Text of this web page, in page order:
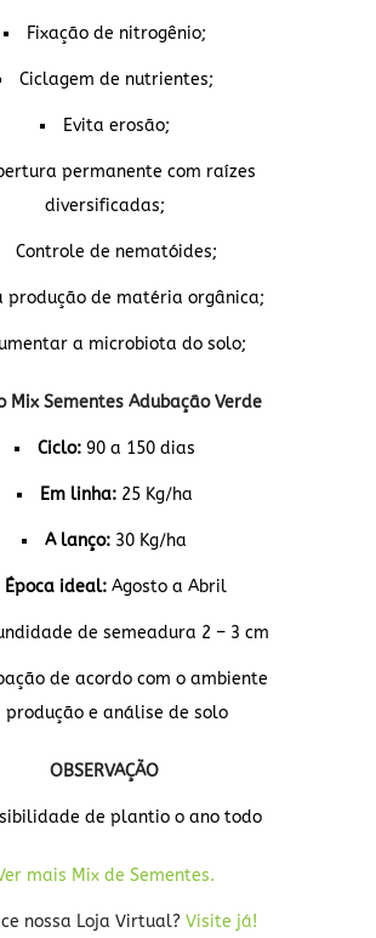
Fixação de nitrogênio;
Ciclagem de nutrientes;
Evita erosão;
permanente com raízes
diversificadas;
Controle de nematóides;
produção de matéria orgânica;
a microbiota do solo;
Mix Sementes Adubação Verde
Ciclo:90 a 150 dias
Em linha:25 Kg/ha
A lanço: 30 Kg/ha
Época ideal: Agosto a Abril
de semeadura 2 – 3 cm
de acordo com o ambiente
produção e análise de solo
OBSERVAÇÃO
de plantio o ano todo
mais Mix de Sementes.
nossa Loja Virtual? Visite já!